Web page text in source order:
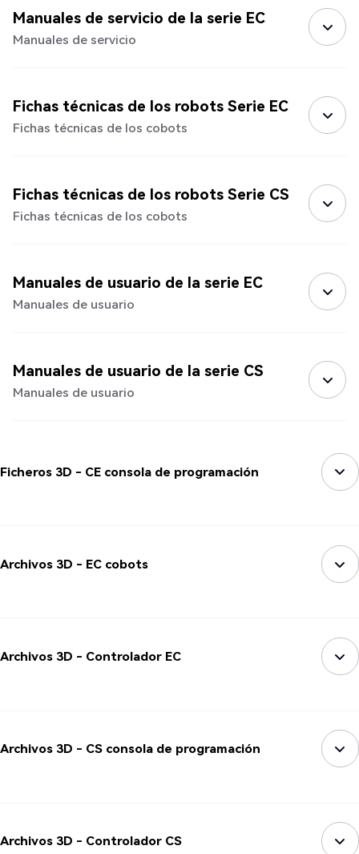
Manuales de servicio de la serie EC
Manuales de servicio
Fichas técnicas de los robots Serie EC
Fichas técnicas de los cobots
Fichas técnicas de los robots Serie CS
Fichas técnicas de los cobots
Manuales de usuario de la serie EC
Manuales de usuario
Manuales de usuario de la serie CS
Manuales de usuario
Ficheros 3D - CE consola de programación
Archivos 3D - EC cobots
Archivos 3D - Controlador EC
Archivos 3D - CS consola de programación
Archivos 3D - Controlador CS